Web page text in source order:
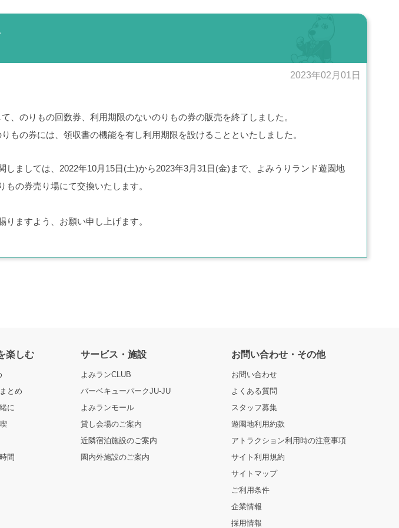
2023年02月01日
、のりもの回数券、利用期限のないのりもの券の販売を終了しました。
もの券には、領収書の機能を有し利用期限を設けることといたしました。
ましては、2022年10月15日(土)から2023年3月31日(金)まで、よみうりランド遊園地
の券売り場にて交換いたします。
ますよう、お願い申し上げます。
楽しむ
とめ
に
間
サービス・施設
よみランCLUB
バーベキューパークJU-JU
よみランモール
貸し会場のご案内
近隣宿泊施設のご案内
園内外施設のご案内
お問い合わせ・その他
お問い合わせ
よくある質問
スタッフ募集
遊園地利用約款
アトラクション利用時の注意事項
サイト利用規約
サイトマップ
ご利用条件
企業情報
採用情報